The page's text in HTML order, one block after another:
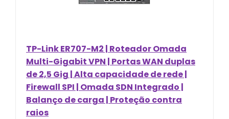
TP-Link ER707-M2 | Roteador Omada
Multi-Gigabit VPN | Portas WAN duplas
de 2,5 Gig | Alta capacidade de rede |
Firewall SPI | Omada SDN Integrado |
Balanço de carga | Proteção contra
raios